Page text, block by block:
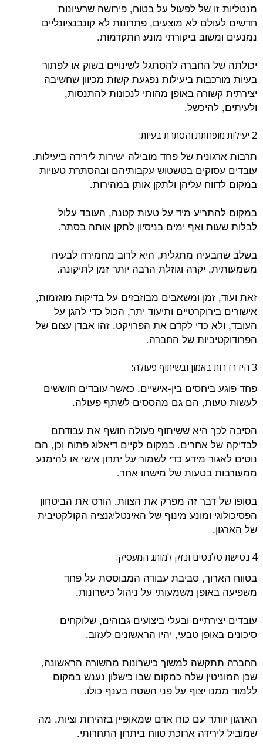
מנטליות זו של לפעול על בטוח, פירושה שרעיונות
חדשים לעולם לא מוצעים, פתרונות לא קונבנציונליים
נמנעים ומשוב ביקורתי מונע התקדמות.
יכולתה של החברה להסתגל לשינויים בשוק או לפתור
בעיות מורכבות ביעילות נפגעת קשות מכיוון שחשיבה
יצירתית קשורה באופן מהותי לנכונות להתנסות,
ולעיתים, להיכשל.
2 יעילות מופחתת והסתרת בעיות:
תרבות ארגונית של פחד מובילה ישירות לירידה ביעילות.
עובדים עסוקים בטשטוש עקבותיהם ובהסתרת טעויות
במקום לדווח עליהן ולתקן אותן במהירות.
במקום להתריע מיד על טעות קטנה, העובד עלול
לבלות שעות ואף ימים בניסיון לתקן אותה בסתר.
בשלב שהבעיה מתגלית, היא לרוב מחמירה לבעיה
משמעותית, יקרה וגוזלת הרבה יותר זמן לתיקונה.
זאת ועוד, זמן ומשאבים מבוזבזים על בדיקות מוגזמות,
אישורים בירוקרטיים ותיעוד יתר, הכול כדי להגן על
העובד, ולא כדי לקדם את הפרויקט. זהו אבדן עצום של
הפרודוקטיביות של החברה.
3 הידרדרות באמון ובשיתוף פעולה:
פחד פוגע ביחסים בין-אישיים. כאשר עובדים חוששים
לעשות טעות, הם גם מהססים לשתף פעולה.
הסיבה לכך היא ששיתוף פעולה חושף את עבודתם
לבדיקה של אחרים. במקום לקיים דיאלוג פתוח וכן, הם
נוטים לאגור מידע כדי לשמור על יתרון אישי או להימנע
ממעורבות בטעות של מישהו אחר.
בסופו של דבר זה מפרק את הצוות, הורס את הביטחון
הפסיכולוגי ומונע מינוף של האינטליגנציה הקולקטיבית
של הארגון.
4 נטישת טלנטים ונזק למותג המעסיק:
בטווח הארוך, סביבת עבודה המבוססת על פחד
משפיעה באופן משמעותי על ניהול כישרונות.
עובדים יצירתיים ובעלי ביצועים גבוהים, שלוקחים
סיכונים באופן טבעי, יהיו הראשונים לעזוב.
החברה תתקשה למשוך כישרונות מהשורה הראשונה,
שכן המוניטין שלה כמקום שבו כישלון נענש במקום
ללמוד ממנו יצוף על פני השטח בענף כולו.
הארגון יוותר עם כוח אדם שמאופיין בזהירות וציות, מה
שמוביל לירידה ארוכת טווח ביתרון התחרותי.